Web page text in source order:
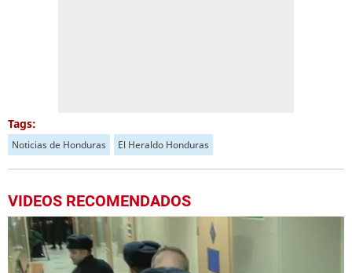
Tags:
Noticias de Honduras El Heraldo Honduras
VIDEOS RECOMENDADOS